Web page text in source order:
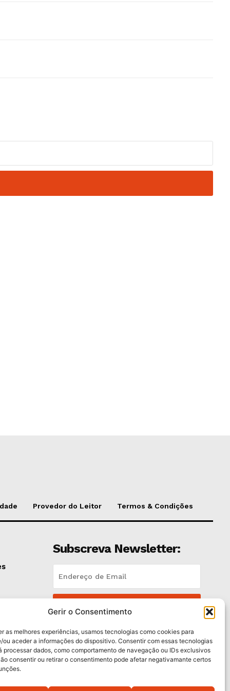
Gerir o Consentimento
as melhores experiências, usamos tecnologias como cookies para
ou aceder a informações do dispositivo. Consentir com essas tecnologias
processar dados, como comportamento de navegação ou IDs exclusivos
consentir ou retirar o consentimento pode afetar negativamante certos
Provedor do Leitor Termos & Condições
Subscreva Newsletter:
Li e aceito aPolítica de Privacidade .